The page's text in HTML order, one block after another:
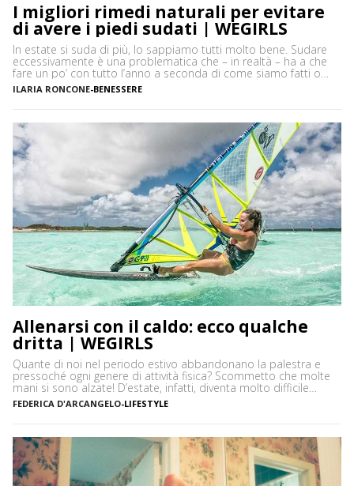
I migliori rimedi naturali per evitare
di avere i piedi sudati | WEGIRLS
In estate si suda di più, lo sappiamo tutti molto bene. Sudare
eccessivamente è una problematica che – in realtà – ha a che
fare un po’ con tutto l’anno a seconda di come siamo fatti o
delle attività che svogliamo. La sudorazione eccessiva di piedi e
ascelle può spesso causare fastidiose sensazioni e un forte […]
ILARIA RONCONE-BENESSERE
Allenarsi con il caldo: ecco qualche
dritta | WEGIRLS
Quante di noi nel periodo estivo abbandonano la palestra e
pressoché ogni genere di attività fisica? Scommetto che molte
mani si sono alzate! D’estate, infatti, diventa molto difficile
continuare a seguire i ritmi di allenamento che teniamo durante
il resto dell’anno e star dietro a tutti i corsi che seguiamo. Tra
FEDERICA D'ARCANGELO-LIFESTYLE